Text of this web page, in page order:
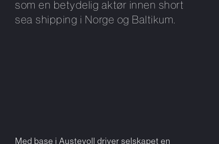
som en betydelig aktør innen short
sea shipping i Norge og Baltikum.
Med base i Austevoll driver selskapet en